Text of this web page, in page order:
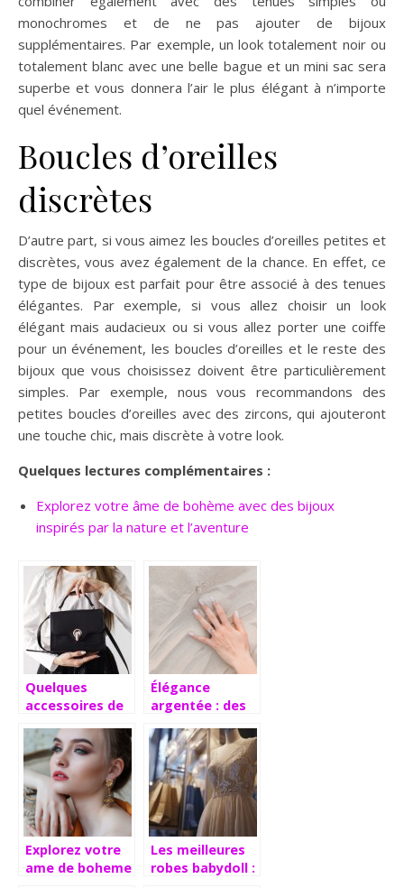
monochromes et de ne pas ajouter de bijoux
supplémentaires. Par exemple, un look totalement noir ou
totalement blanc avec une belle bague et un mini sac sera
superbe et vous donnera l’air le plus élégant à n’importe
quel événement.
Boucles d’oreilles
discrètes
D’autre part, si vous aimez les boucles d’oreilles petites et
discrètes, vous avez également de la chance. En effet, ce
type de bijoux est parfait pour être associé à des tenues
élégantes. Par exemple, si vous allez choisir un look
élégant mais audacieux ou si vous allez porter une coiffe
pour un événement, les boucles d’oreilles et le reste des
bijoux que vous choisissez doivent être particulièrement
simples. Par exemple, nous vous recommandons des
petites boucles d’oreilles avec des zircons, qui ajouteront
une touche chic, mais discrète à votre look.
Quelques lectures complémentaires :
Explorez votre âme de bohème avec des bijoux
inspirés par la nature et l’aventure
Quelques
accessoires de
indispensables
Élégance
argentée : des
sophistication
et simplicité
Explorez votre
ame de boheme
Les meilleures
robes babydoll :